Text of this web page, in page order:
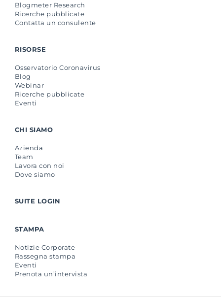
Blogmeter Research
Ricerche pubblicate
Contatta un consulente
RISORSE
Osservatorio Coronavirus
Blog
Webinar
Ricerche pubblicate
Eventi
CHI SIAMO
Azienda
Team
Lavora con noi
Dove siamo
SUITE LOGIN
STAMPA
Notizie Corporate
Rassegna stampa
Eventi
Prenota un’intervista